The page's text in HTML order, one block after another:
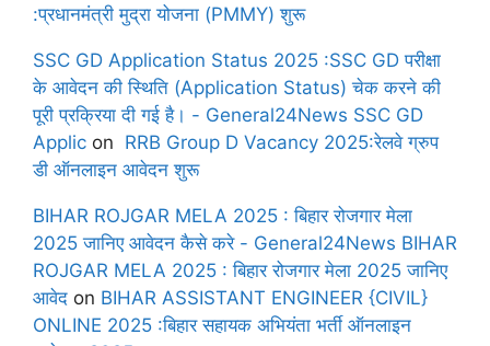
:प्रधानमंत्री मुद्रा योजना (PMMY) शुरू
SSC GD Application Status 2025 :SSC GD परीक्षा
के आवेदन की स्थिति (Application Status) चेक करने की
पूरी प्रक्रिया दी गई है। - General24News SSC GD
Applic on RRB Group D Vacancy 2025:रेलवे ग्रुप
डी ऑनलाइन आवेदन शुरू
BIHAR ROJGAR MELA 2025 : बिहार रोजगार मेला
2025 जानिए आवेदन कैसे करे - General24News BIHAR
ROJGAR MELA 2025 : बिहार रोजगार मेला 2025 जानिए
आवेद on BIHAR ASSISTANT ENGINEER {CIVIL}
ONLINE 2025 :बिहार सहायक अभियंता भर्ती ऑनलाइन